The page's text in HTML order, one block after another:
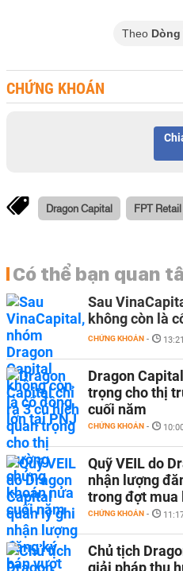
Theo
CHỨNG KHOÁN
Dragon Capital FPT Retail
Có thể bạn quan
Sau
không còn là
CHỨNG KHOÁN -
Dragon
trọng cho thị
cuối năm
CHỨNG KHOÁN -
Quỹ VEIL do
nhận lượng
trong đợt mua
CHỨNG KHOÁN -
Chủ tịch
giải pháp thu